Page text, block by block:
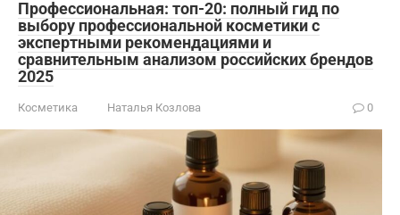
Профессиональная: топ-20: полный гид по
выбору профессиональной косметики с
экспертными рекомендациями и
сравнительным анализом российских брендов
2025
Косметика Наталья Козлова 0